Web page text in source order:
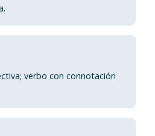
verbo con connotación